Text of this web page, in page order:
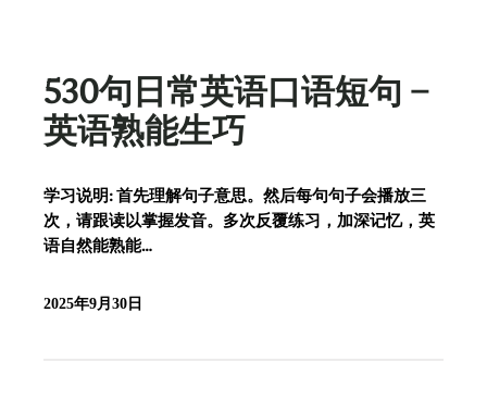
530句日常英语口语短句 –
英语熟能生巧
学习说明: 首先理解句子意思。然后每句句子会播放三
次，请跟读以掌握发音。多次反覆练习，加深记忆，英
语自然能熟能…
2025年9月30日